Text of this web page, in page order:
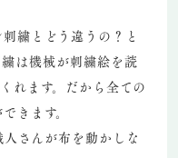
繍とどう違うの？と
は機械が刺繍絵を読
れます。だから全ての
きます。
さんが布を動かしな